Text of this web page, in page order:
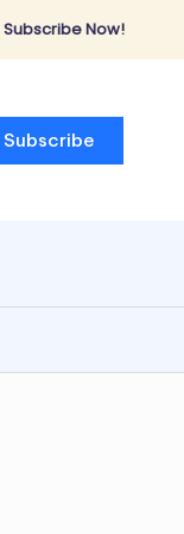
Subscribe Now!
Subscribe